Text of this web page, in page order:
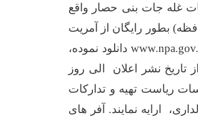
غله جات بنی حصار واقع
بطور رایگان از آمریت
دانلود نموده،
نشر اعلان الی روز
ریاست تهیه و تدارکات
ارایه نمایند. آفر های